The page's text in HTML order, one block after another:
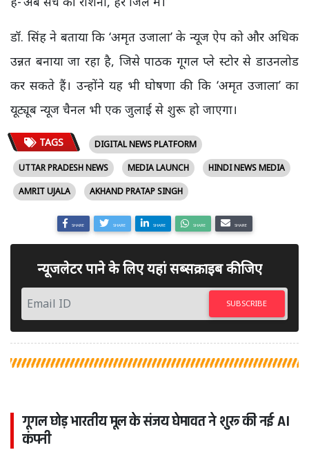
डॉ. सिंह ने बताया कि ‘अमृत उजाला’ के न्यूज ऐप को और अधिक
उन्नत बनाया जा रहा है, जिसे पाठक गूगल प्ले स्टोर से डाउनलोड
कर सकते हैं। उन्होंने यह भी घोषणा की कि ‘अमृत उजाला’ का
यूट्यूब न्यूज चैनल भी एक जुलाई से शुरू हो जाएगा।
TAGS
DIGITAL NEWS PLATFORM
UTTAR PRADESH NEWS
MEDIA LAUNCH
HINDI NEWS MEDIA
AMRIT UJALA
AKHAND PRATAP SINGH
SHARE SHARE SHARE SHARE SHARE
न्यूजलेटर पाने के लिए यहां सब्सक्राइब कीजिए
SUBSCRIBE
गूगल छोड़ भारतीय मूल के संजय घेमावत ने शुरू की नई AI
कंपनी